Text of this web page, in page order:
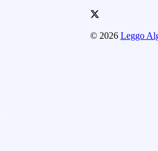
© 2026 Leggo